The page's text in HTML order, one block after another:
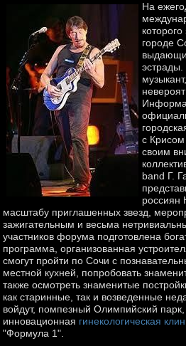
На
городе
с Крисом
своим
band Г.
россиян
масштабу приглашенных звезд,
зажигательным и весьма
участников форума подготовлена
программа, организованная
смогут пройти по Сочи с
местной кухней, попробовать
также осмотреть знаменитые
как старинные, так и возведенные
войдут, помпезный Олимпийский
инновационная гинекологическая
"Формула 1".